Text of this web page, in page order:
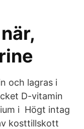
och lagras i
D-vitamin
i Högt intag
kosttillskott